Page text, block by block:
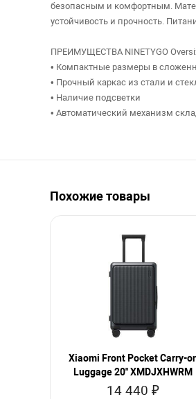
безопасным и комфортным.
устойчивость и прочность.
ПРЕИМУЩЕСТВА NINETYGO
• Компактные размеры в
• Прочный каркас из стали и
• Наличие подсветки
• Автоматический механизм
Похожие товары
Xiaomi Front Pocket Carry-
Luggage 20" XMDJXHWRM
14 440 ₽